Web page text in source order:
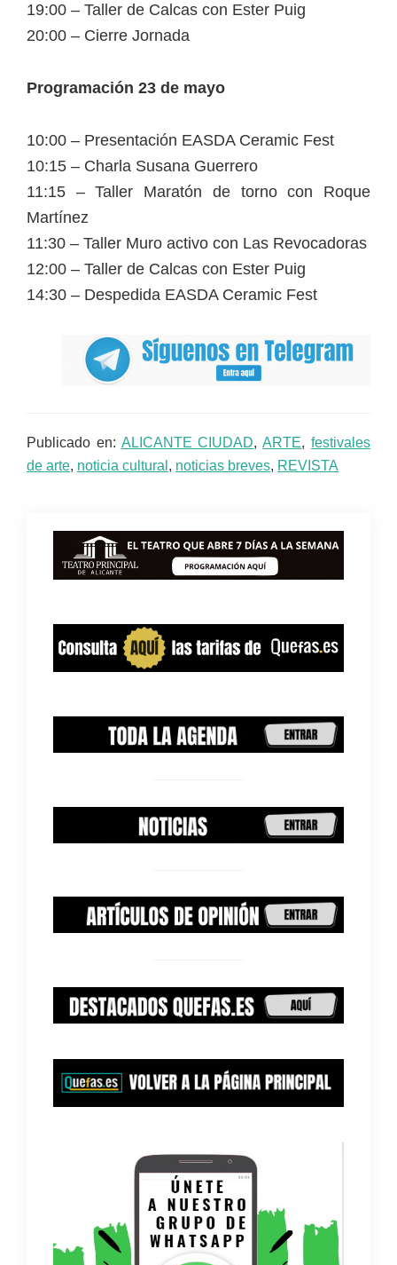
19:00 – Taller de Calcas con Ester Puig
20:00 – Cierre Jornada
Programación 23 de mayo
10:00 – Presentación EASDA Ceramic Fest
10:15 – Charla Susana Guerrero
11:15 – Taller Maratón de torno con Roque
Martínez
11:30 – Taller Muro activo con Las Revocadoras
12:00 – Taller de Calcas con Ester Puig
14:30 – Despedida EASDA Ceramic Fest
Publicado en: ALICANTE CIUDAD,ARTE,festivales
de arte, noticia cultural , noticias breves, REVISTA